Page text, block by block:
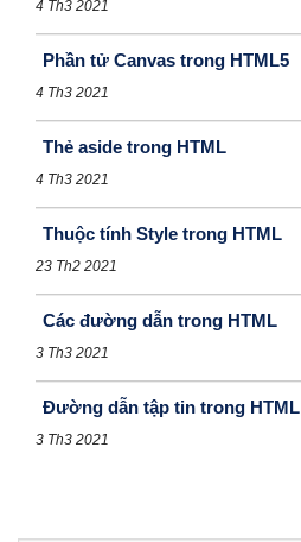
4 Th3 2021
Phần tử Canvas trong HTML5
4 Th3 2021
Thẻ aside trong HTML
4 Th3 2021
Thuộc tính Style trong HTML
23 Th2 2021
Các đường dẫn trong HTML
3 Th3 2021
Đường dẫn tập tin trong HTML
3 Th3 2021